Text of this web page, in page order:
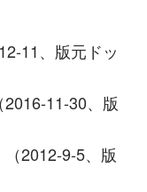
11、版元ドッ
2016-11-30、版
（2012-9-5、版